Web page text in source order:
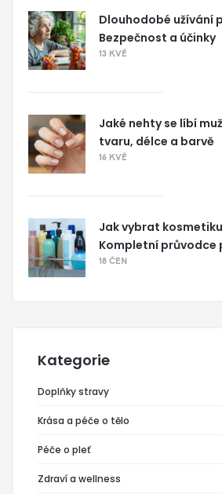
Dlouhodobé užívání
Bezpečnost a účinky
13 KVĚ
Jaké nehty se líbí
tvaru, délce a barvě
16 KVĚ
Jak vybrat
Kompletní průvodce
18 ČEN
Kategorie
Doplňky stravy
Krása a péče o tělo
Péče o pleť
Zdraví a wellness